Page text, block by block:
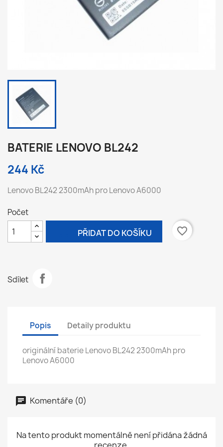
BATERIE LENOVO BL242
244 Kč
Lenovo BL242 2300mAh pro Lenovo A6000
Počet
PŘIDAT DO KOŠÍKU favorite_border
Sdílet
Popis Detaily produktu
originální baterie Lenovo BL242 2300mAh pro
Lenovo A6000
Komentáře (0)
Na tento produkt momentálně není přidána žádná